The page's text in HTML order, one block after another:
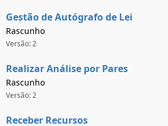
Gestão de Autógrafo de Lei
Rascunho
Versão: 2
Realizar Análise por Pares
Rascunho
Versão: 2
Receber Recursos